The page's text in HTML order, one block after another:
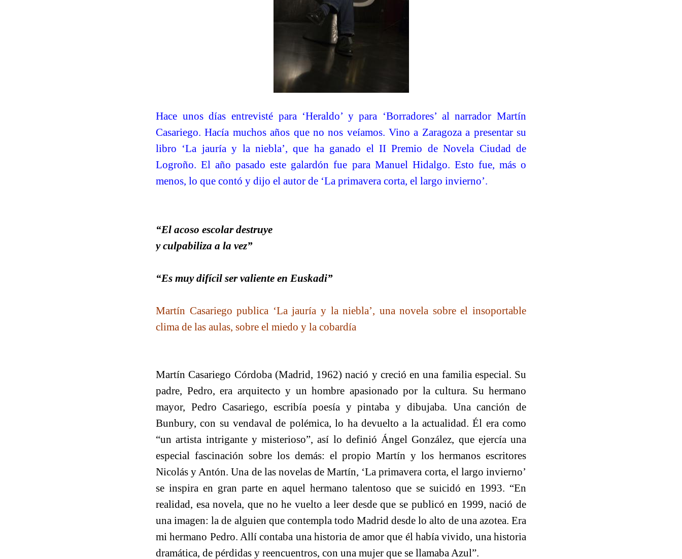
Hace unos días entrevisté para ‘Heraldo’ y para ‘Borradores’ al narrador Martín
Casariego. Hacía muchos años que no nos veíamos. Vino a Zaragoza a presentar su
libro ‘La jauría y la niebla’, que ha ganado el II Premio de Novela Ciudad de
Logroño. El año pasado este galardón fue para Manuel Hidalgo. Esto fue, más o
menos, lo que contó y dijo el autor de ‘La primavera corta, el largo invierno’.
“El acoso escolar destruye
y culpabiliza a la vez”
“Es muy difícil ser valiente en Euskadi”
Martín Casariego publica ‘La jauría y la niebla’, una novela sobre el insoportable
clima de las aulas, sobre el miedo y la cobardía
Martín Casariego Córdoba (Madrid, 1962) nació y creció en una familia especial. Su
padre, Pedro, era arquitecto y un hombre apasionado por la cultura. Su hermano
mayor, Pedro Casariego, escribía poesía y pintaba y dibujaba. Una canción de
Bunbury, con su vendaval de polémica, lo ha devuelto a la actualidad. Él era como
“un artista intrigante y misterioso”, así lo definió Ángel González, que ejercía una
especial fascinación sobre los demás: el propio Martín y los hermanos escritores
Nicolás y Antón. Una de las novelas de Martín, ‘La primavera corta, el largo invierno’
se inspira en gran parte en aquel hermano talentoso que se suicidó en 1993. “En
realidad, esa novela, que no he vuelto a leer desde que se publicó en 1999, nació de
una imagen: la de alguien que contempla todo Madrid desde lo alto de una azotea. Era
mi hermano Pedro. Allí contaba una historia de amor que él había vivido, una historia
dramática, de pérdidas y reencuentros, con una mujer que se llamaba Azul”.